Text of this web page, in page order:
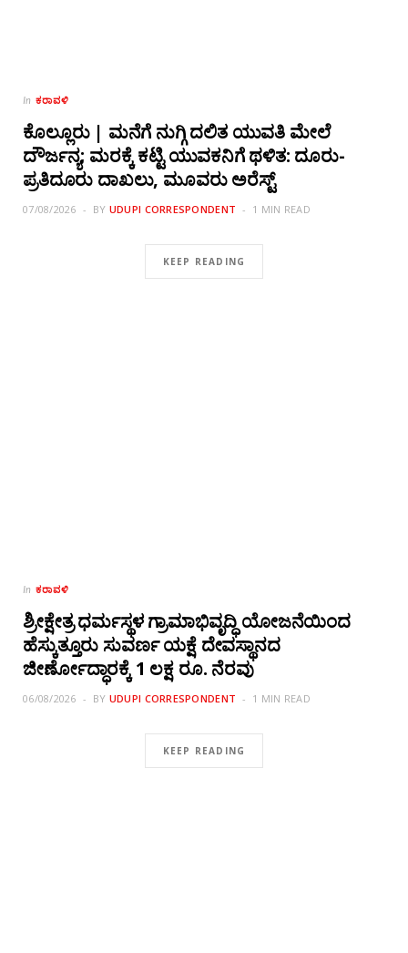
In ಕರಾವಳಿ
ಕೊಲ್ಲೂರು | ಮನೆಗೆ ನುಗ್ಗಿ ದಲಿತ ಯುವತಿ ಮೇಲೆ
ದೌರ್ಜನ್ಯ; ಮರಕ್ಕೆ ಕಟ್ಟಿ ಯುವಕನಿಗೆ ಥಳಿತ: ದೂರು-
ಪ್ರತಿದೂರು ದಾಖಲು, ಮೂವರು ಅರೆಸ್ಟ್
07/08/2026 BY UDUPI CORRESPONDENT 1 MIN READ
KEEP READING
In ಕರಾವಳಿ
ಶ್ರೀಕ್ಷೇತ್ರ ಧರ್ಮಸ್ಥಳ ಗ್ರಾಮಾಭಿವೃದ್ಧಿ ಯೋಜನೆಯಿಂದ
ಹೆಸ್ಕುತ್ತೂರು ಸುವರ್ಣ ಯಕ್ಷೆ ದೇವಸ್ಥಾನದ
ಜೀರ್ಣೋದ್ಧಾರಕ್ಕೆ 1 ಲಕ್ಷ ರೂ. ನೆರವು
06/08/2026 BY UDUPI CORRESPONDENT 1 MIN READ
KEEP READING